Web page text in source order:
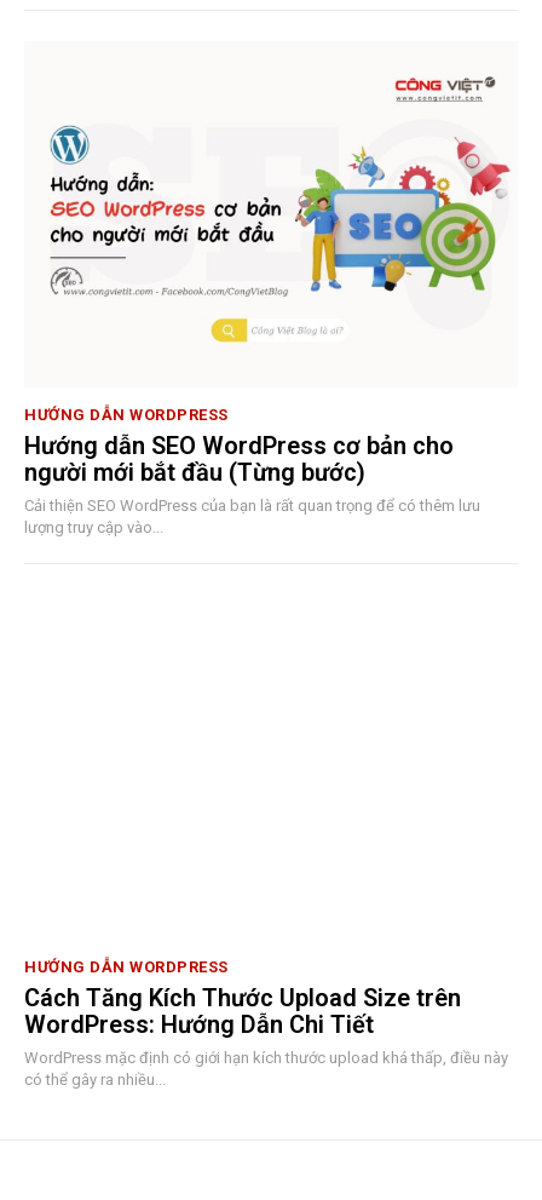
HƯỚNG DẪN WORDPRESS
Hướng dẫn SEO WordPress cơ bản cho
người mới bắt đầu (Từng bước)
Cải thiện SEO WordPress của bạn là rất quan trọng để có thêm lưu
lượng truy cập vào...
HƯỚNG DẪN WORDPRESS
Cách Tăng Kích Thước Upload Size trên
WordPress: Hướng Dẫn Chi Tiết
WordPress mặc định có giới hạn kích thước upload khá thấp, điều này
có thể gây ra nhiều...